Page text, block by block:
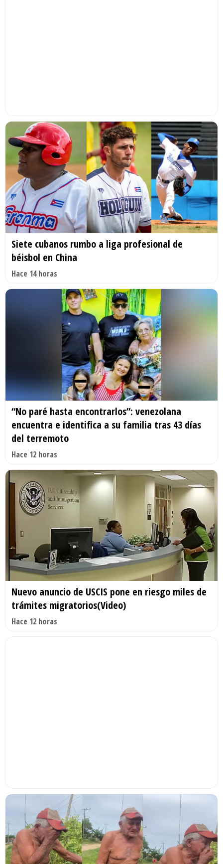
Siete cubanos rumbo a liga profesional de
béisbol en China
Hace 14 horas
“No paré hasta encontrarlos”: venezolana
encuentra e identifica a su familia tras 43 días
del terremoto
Hace 12 horas
Nuevo anuncio de USCIS pone en riesgo miles de
trámites migratorios(Video)
Hace 12 horas